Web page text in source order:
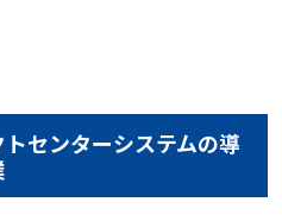
センターシステムの導